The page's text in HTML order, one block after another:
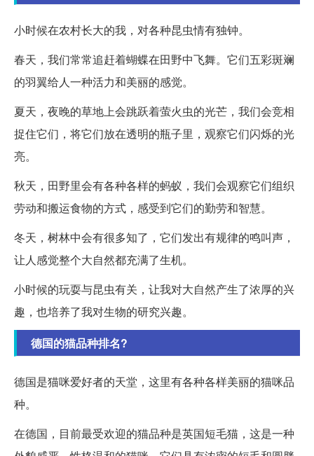
小时候在农村长大的我，对各种昆虫情有独钟。
春天，我们常常追赶着蝴蝶在田野中飞舞。它们五彩斑斓
的羽翼给人一种活力和美丽的感觉。
夏天，夜晚的草地上会跳跃着萤火虫的光芒，我们会竞相
捉住它们，将它们放在透明的瓶子里，观察它们闪烁的光
亮。
秋天，田野里会有各种各样的蚂蚁，我们会观察它们组织
劳动和搬运食物的方式，感受到它们的勤劳和智慧。
冬天，树林中会有很多知了，它们发出有规律的鸣叫声，
让人感觉整个大自然都充满了生机。
小时候的玩耍与昆虫有关，让我对大自然产生了浓厚的兴
趣，也培养了我对生物的研究兴趣。
德国的猫品种排名?
德国是猫咪爱好者的天堂，这里有各种各样美丽的猫咪品
种。
在德国，目前最受欢迎的猫品种是英国短毛猫，这是一种